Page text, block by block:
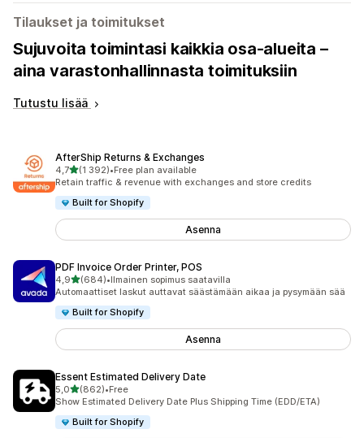
Tilaukset ja toimitukset
Sujuvoita toimintasi kaikkia osa-alueita –
aina varastonhallinnasta toimituksiin
Tutustu lisää
AfterShip Returns & Exchanges
4,7/ 5 tähteä
(1 392)
1392 arvostelua yhteensä
•Free plan available
Retain traffic & revenue with exchanges and store credits
Built for Shopify
Asenna
PDF Invoice Order Printer, POS
4,9/ 5 tähteä
(684)
684 arvostelua yhteensä
•Ilmainen sopimus saatavilla
Automaattiset laskut auttavat säästämään aikaa ja pysymään sää
Built for Shopify
Asenna
Essent Estimated Delivery Date
5,0/ 5 tähteä
(862)
862 arvostelua yhteensä
•Free
Show Estimated Delivery Date Plus Shipping Time (EDD/ETA)
Built for Shopify